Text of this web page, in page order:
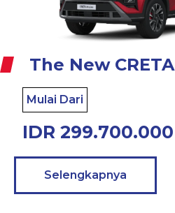
The New CRETA
Mulai Dari
IDR 299.700.000
Selengkapnya